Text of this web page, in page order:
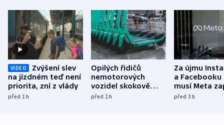
VIDEO
Zvýšení slev
na jízdném teď není
priorita, zní z vlády
před 1h
Opilých řidičů
nemotorových
vozidel skokově
přibylo, nejvíc ve
před 2h
Za újmu
a
musí Meta
půl miliardy
před 3h